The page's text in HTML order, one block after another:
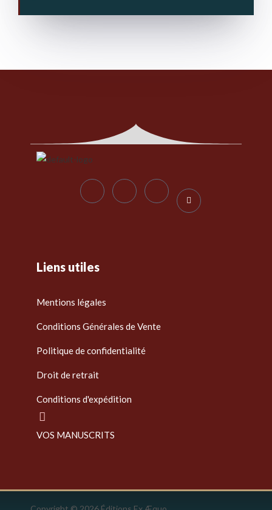
Liens utiles
Mentions légales
Conditions Générales de Vente
Politique de confidentialité
Droit de retrait
Conditions d'expédition
VOS MANUSCRITS